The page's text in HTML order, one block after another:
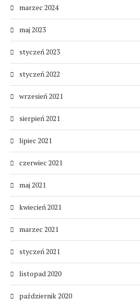
marzec 2024
maj 2023
styczeń 2023
styczeń 2022
wrzesień 2021
sierpień 2021
lipiec 2021
czerwiec 2021
maj 2021
kwiecień 2021
marzec 2021
styczeń 2021
listopad 2020
październik 2020